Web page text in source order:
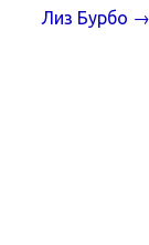
Лиз Бурбо →